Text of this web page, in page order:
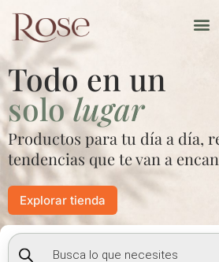
contenido
Todo en un
sololugar
Productos para tu día a día,
tendencias que te van a
Explorar tienda
Búsqueda
de
productos